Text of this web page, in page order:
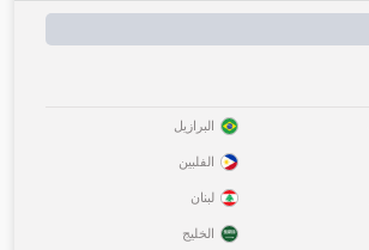
البرازيل
الفلبين
لبنان
الخليج